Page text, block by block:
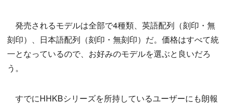
発売されるモデルは全部で4種類、英語配列（刻印・無
刻印）、日本語配列（刻印・無刻印）だ。価格はすべて統
一となっているので、お好みのモデルを選ぶと良いだろ
う。
すでにHHKBシリーズを所持しているユーザーにも朗報